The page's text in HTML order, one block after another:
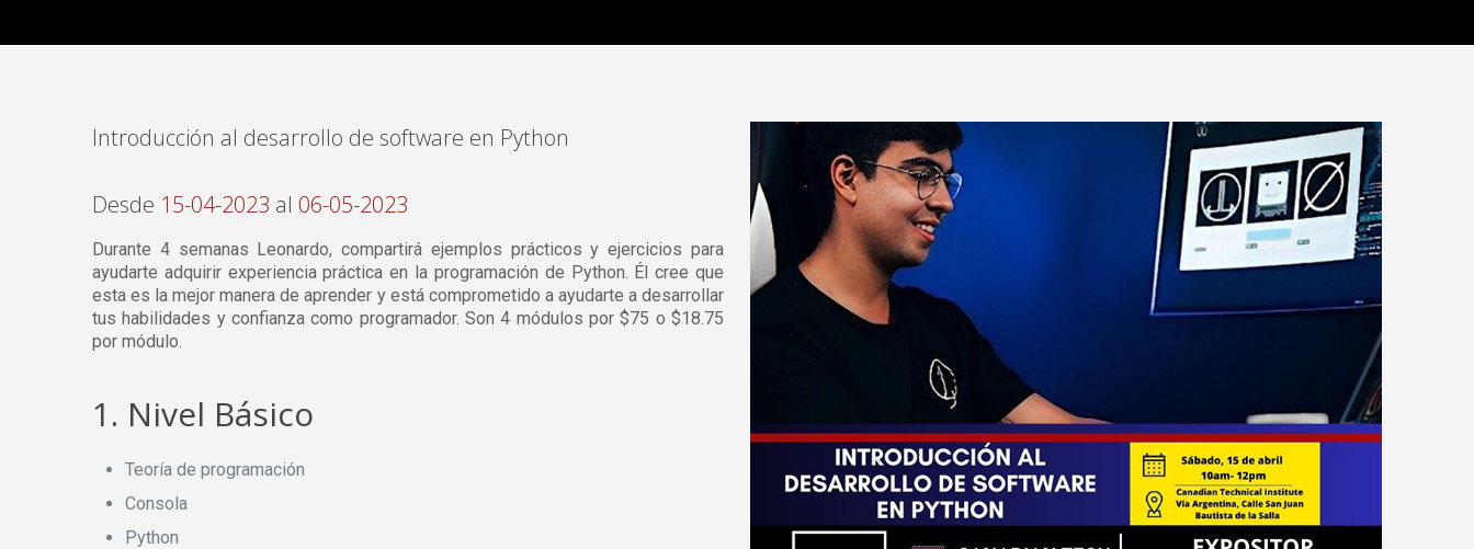
Introducción al desarrollo de software en Python
Desde 15-04-2023 al 06-05-2023
Durante 4 semanas Leonardo, compartirá ejemplos prácticos y ejercicios para
ayudarte adquirir experiencia práctica en la programación de Python. Él cree que
esta es la mejor manera de aprender y está comprometido a ayudarte a desarrollar
tus habilidades y confianza como programador. Son 4 módulos por $75 o $18.75
por módulo.
1. Nivel Básico
Teoría de programación
Consola
Python